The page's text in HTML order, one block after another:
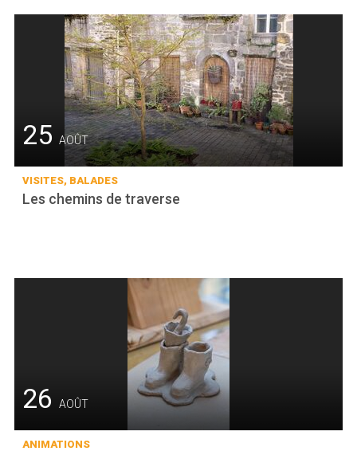
25 AOÛT
VISITES, BALADES
Les chemins de traverse
26 AOÛT
ANIMATIONS